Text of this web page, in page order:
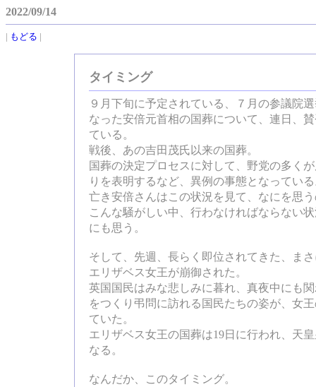
2022/09/14
| もどる |
タイミング
９月下旬に予定されている、７月の参議院
なった安倍元首相の国葬について、連日、
ている。
戦後、あの吉田茂氏以来の国葬。
国葬の決定プロセスに対して、野党の多く
りを表明するなど、異例の事態となってい
亡き安倍さんはこの状況を見て、なにを思
こんな騒がしい中、行わなければならない
にも思う。
そして、先週、長らく即位されてきた、ま
エリザベス女王が崩御された。
英国国民はみな悲しみに暮れ、真夜中にも
をつくり弔問に訪れる国民たちの姿が、女
ていた。
エリザベス女王の国葬は19日に行われ、天
なる。
なんだか、このタイミング。